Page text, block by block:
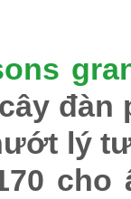
đàn
lý
cho